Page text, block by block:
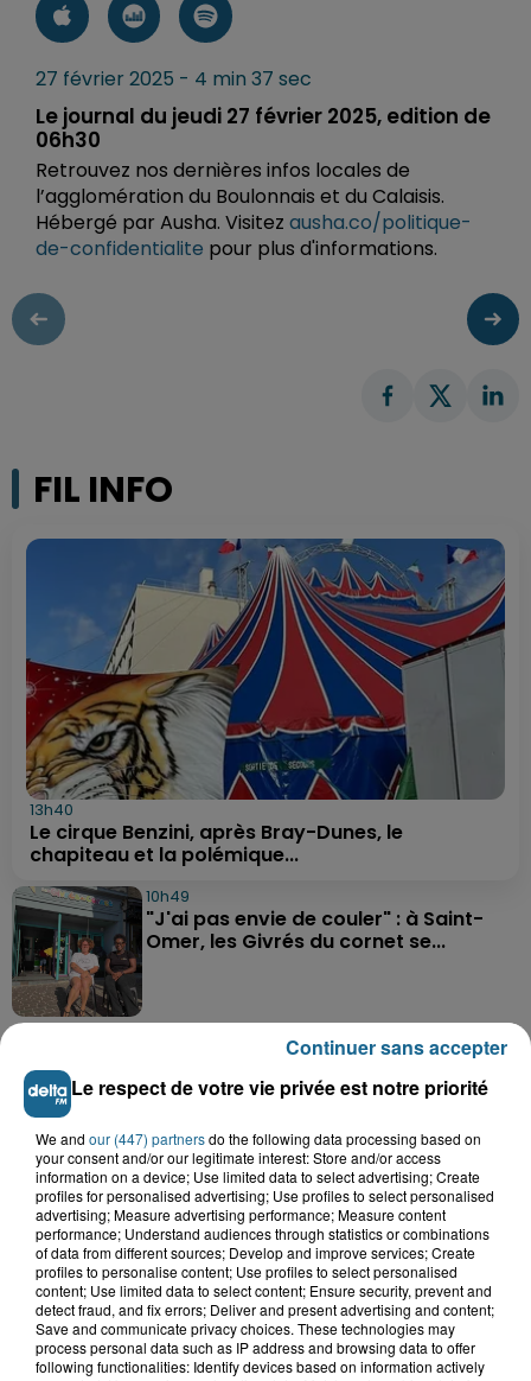
27 février 2025 - 4 min 37 sec
Le journal du jeudi 27 février 2025, edition de
06h30
Retrouvez nos dernières infos locales de
l’agglomération du Boulonnais et du Calaisis.
Hébergé par Ausha. Visitez ausha.co/politique-
de-confidentialite pour plus d'informations.
FIL INFO
13h40
Le cirque Benzini, après Bray-Dunes, le
chapiteau et la polémique...
10h49
"J'ai pas envie de couler" : à Saint-
Omer, les Givrés du cornet se...
Une préparation très physique attend
les basketteurs de...
9h26
Des super-héros dans le ciel de
Grand-Fort-Philippe
8h29
Un chien sauvé d'une mort certaine
dans une voiture à...
Le respect de votre vie privée est notre priorité
We and our (447) partnersdo the following data processing based on
your consent and/or our legitimate interest: Store and/or access
information on a device; Use limited data to select advertising; Create
profiles for personalised advertising; Use profiles to select personalised
advertising; Measure advertising performance; Measure content
performance; Understand audiences through statistics or combinations
of data from different sources; Develop and improve services; Create
profiles to personalise content; Use profiles to select personalised
content; Use limited data to select content; Ensure security, prevent and
detect fraud, and fix errors; Deliver and present advertising and content;
Save and communicate privacy choices. These technologies may
process personal data such as IP address and browsing data to offer
following functionalities: Identify devices based on information actively
Continuer sans accepter